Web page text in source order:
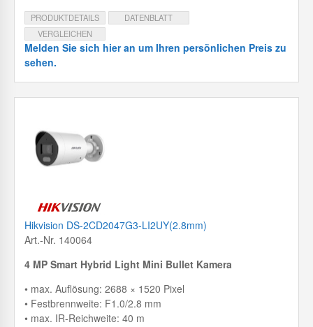
PRODUKTDETAILS
DATENBLATT
VERGLEICHEN
Melden Sie sich hier an um Ihren persönlichen Preis zu
sehen.
Hikvision DS-2CD2047G3-LI2UY(2.8mm)
Art.-Nr. 140064
4 MP Smart Hybrid Light Mini Bullet Kamera
• max. Auflösung: 2688 × 1520 Pixel
• Festbrennweite: F1.0/2.8 mm
• max. IR-Reichweite: 40 m